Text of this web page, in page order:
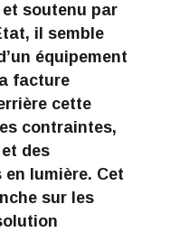
soutenu par
il semble
équipement
facture
cette
contraintes,
des
lumière. Cet
sur les